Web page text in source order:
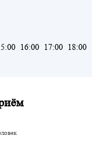
16:00 17:00 18:00